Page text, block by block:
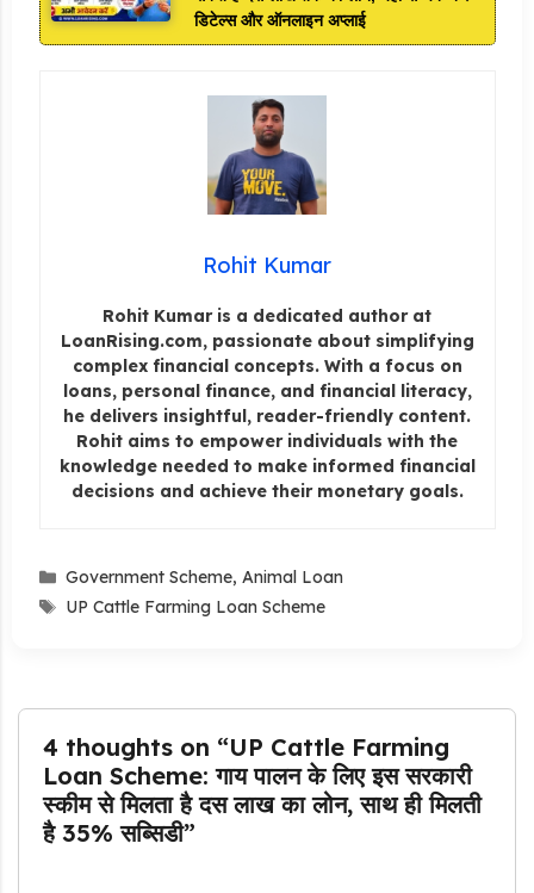
डिटेल्स और ऑनलाइन अप्लाई
Rohit Kumar
Rohit Kumar is a dedicated author at
LoanRising.com, passionate about simplifying
complex financial concepts. With a focus on
loans, personal finance, and financial literacy,
he delivers insightful, reader-friendly content.
Rohit aims to empower individuals with the
knowledge needed to make informed financial
decisions and achieve their monetary goals.
Categories
Government Scheme, Animal Loan
Tags
UP Cattle Farming Loan Scheme
4 thoughts on “UP Cattle Farming
Loan Scheme: गाय पालन के लिए इस सरकारी
स्कीम से मिलता है दस लाख का लोन, साथ ही मिलती
है 35% सब्सिडी”